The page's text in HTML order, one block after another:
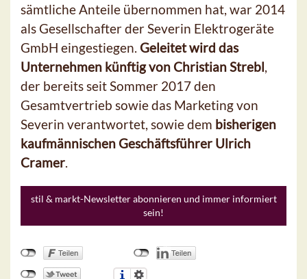
sämtliche Anteile übernommen hat, war 2014
als Gesellschafter der Severin Elektrogeräte
GmbH eingestiegen. Geleitet wird das
Unternehmen künftig von Christian Strebl
der bereits seit Sommer 2017 den
Gesamtvertrieb sowie das Marketing von
Severin verantwortet, sowie dem bisherigen
kaufmännischen Geschäftsführer Ulrich
Cramer
stil & markt-Newsletter abonnieren und immer informiert
sein!